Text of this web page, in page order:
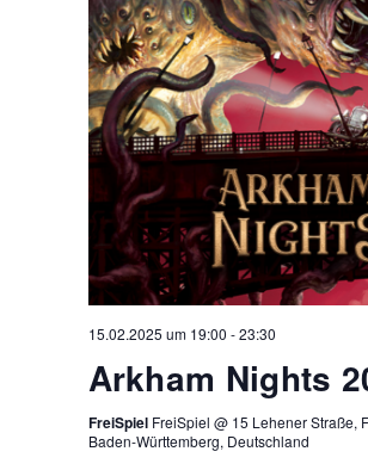
15.02.2025 um 19:00 -23:30
Arkham Nights
FreiSpiel FreiSpiel @ 15 Lehener Straße,
Baden-Württemberg, Deutschland